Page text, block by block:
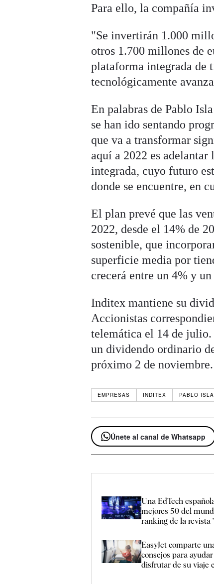
Para ello, la compañía
"Se invertirán 1.000
otros 1.700 millones de
plataforma integrada de
tecnológicamente
En palabras de Pablo
se han ido sentando
que va a transformar
aquí a 2022 es
integrada, cuyo futuro
donde se encuentre, en
El plan prevé que las
2022, desde el 14% de
sostenible, que
superficie media por
crecerá entre un 4% y
Inditex mantiene su
Accionistas
telemática el 14 de
un dividendo ordinario
próximo 2 de noviembre.
EMPRESAS INDITEX PABLO ISLA
Únete al canal de Whatsapp
Una EdTech
mejores 50 del
ranking de la revista
EasyJet comparte
consejos para
disfrutar de su viaje